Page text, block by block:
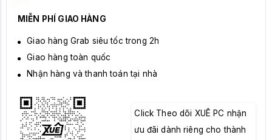
MIỄN PHÍ GIAO HÀNG
Giao hàng Grab siêu tốc trong 2h
Giao hàng toàn quốc
Nhận hàng và thanh toán tại nhà
Click Theo dõi XUÊ PC nhận
ưu đãi dành riêng cho thành